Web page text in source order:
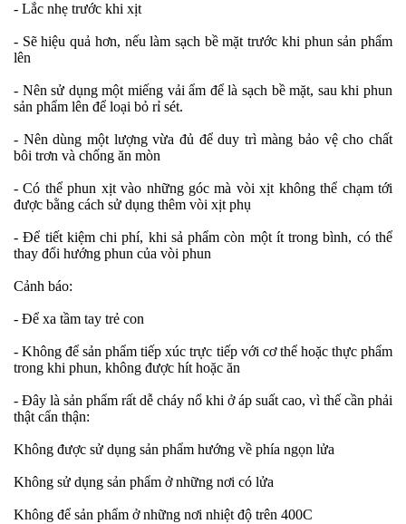
- Lắc nhẹ trước khi xịt
- Sẽ hiệu quả hơn, nếu làm sạch bề mặt trước khi phun sản phẩm
lên
- Nên sử dụng một miếng vải ẩm để là sạch bề mặt, sau khi phun
sản phẩm lên để loại bỏ rỉ sét.
- Nên dùng một lượng vừa đủ để duy trì màng bảo vệ cho chất
bôi trơn và chống ăn mòn
- Có thể phun xịt vào những góc mà vòi xịt không thể chạm tới
được bằng cách sử dụng thêm vòi xịt phụ
- Để tiết kiệm chi phí, khi sả phẩm còn một ít trong bình, có thể
thay đổi hướng phun của vòi phun
Cảnh báo:
- Để xa tầm tay trẻ con
- Không để sản phẩm tiếp xúc trực tiếp với cơ thể hoặc thực phẩm
trong khi phun, không được hít hoặc ăn
- Đây là sản phẩm rất dễ cháy nổ khi ở áp suất cao, vì thế cần phải
thật cẩn thận:
Không được sử dụng sản phẩm hướng về phía ngọn lửa
Không sử dụng sản phẩm ở những nơi có lửa
Không để sản phẩm ở những nơi nhiệt độ trên 400C